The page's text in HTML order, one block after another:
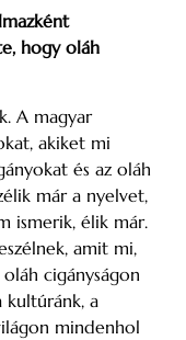
hogy oláh
A magyar
akiket mi
és az oláh
már a nyelvet,
ismerik, élik már.
amit mi,
cigányságon
kultúránk, a
mindenhol